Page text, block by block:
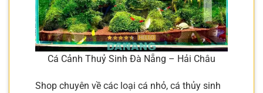
Cá Cảnh Thuỷ Sinh Đà Nẵng – Hải Châu
Shop chuyên về các loại cá nhỏ, cá thủy sinh